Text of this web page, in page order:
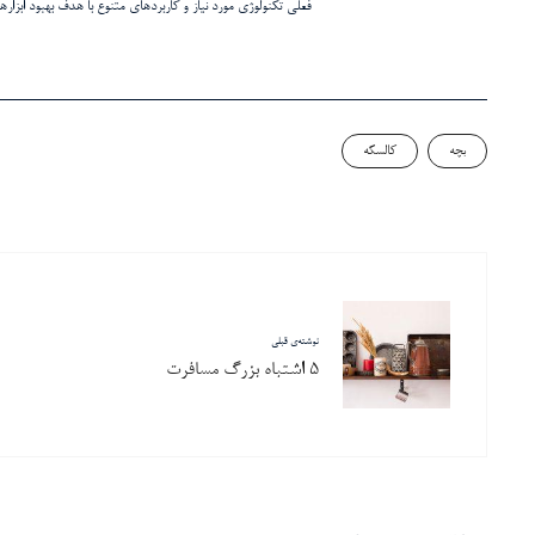
فعلی تکنولوژی مورد نیاز و کاربردهای متنوع با هدف بهبود
بچه کالسکه
نوشته‌ی قبلی
5 اشتباه بزرگ مسافرت